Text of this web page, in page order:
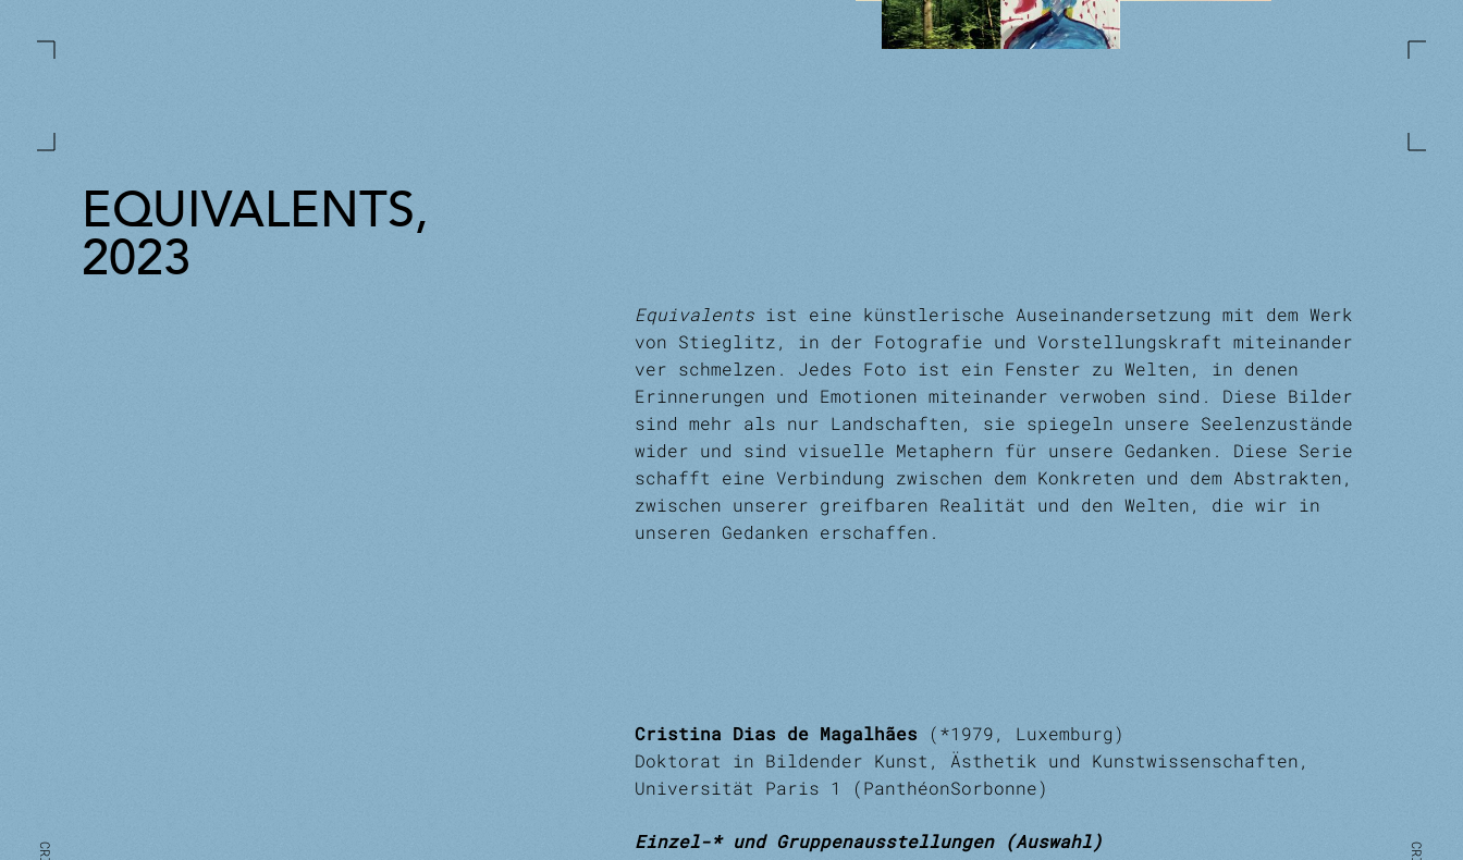
EQUIVALENTS,
2023
Equivalents ist eine künstlerische Aus­einandersetzung mit dem Werk
von Stieglitz, in der Fotografie und Vorstellungskraft miteinander
ver­ schmelzen. Jedes Foto ist ein Fenster zu Welten, in denen
Erinnerungen und Emotionen miteinander verwoben sind. Diese Bilder
sind mehr als nur Land­schaften, sie spiegeln unsere Seelenzustände
wider und sind visuelle Metaphern für unsere Gedanken. Diese Serie
schafft eine Verbindung zwischen dem Konkreten und dem Abstrakten,
zwischen unserer greifbaren Realität und den Welten, die wir in
unseren Gedanken erschaffen.
Cristina Dias de Magalhães (*1979, Luxemburg)
Doktorat in Bildender Kunst, Ästhetik und Kunstwissenschaften,
Universität Paris 1 (Panthéon­Sorbonne)
Einzel-* und Gruppenausstellungen (Auswahl)